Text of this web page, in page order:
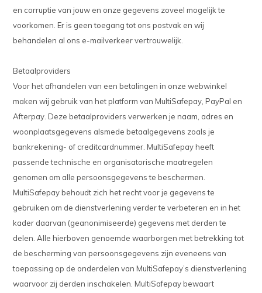
en corruptie van jouw en onze gegevens zoveel mogelijk te
voorkomen. Er is geen toegang tot ons postvak en wij
behandelen al ons e-mailverkeer vertrouwelijk.
Betaalproviders
Voor het afhandelen van een betalingen in onze webwinkel
maken wij gebruik van het platform van MultiSafepay, PayPal en
Afterpay. Deze betaalproviders verwerken je naam, adres en
woonplaatsgegevens alsmede betaalgegevens zoals je
bankrekening- of creditcardnummer. MultiSafepay heeft
passende technische en organisatorische maatregelen
genomen om alle persoonsgegevens te beschermen.
MultiSafepay behoudt zich het recht voor je gegevens te
gebruiken om de dienstverlening verder te verbeteren en in het
kader daarvan (geanonimiseerde) gegevens met derden te
delen. Alle hierboven genoemde waarborgen met betrekking tot
de bescherming van persoonsgegevens zijn eveneens van
toepassing op de onderdelen van MultiSafepay’s dienstverlening
waarvoor zij derden inschakelen. MultiSafepay bewaart